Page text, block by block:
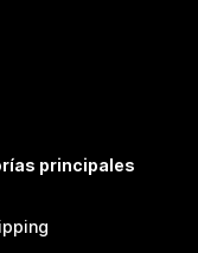
principales